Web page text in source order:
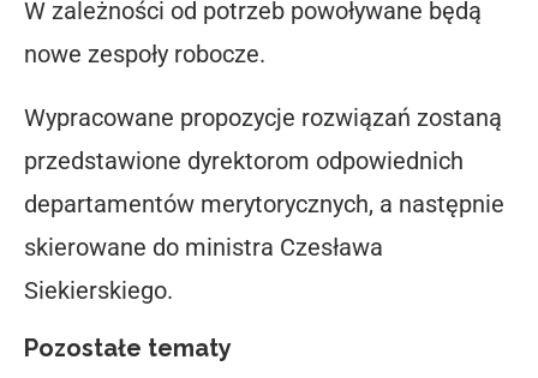
W zależności od potrzeb powoływane będą
nowe zespoły robocze.
Wypracowane propozycje rozwiązań zostaną
przedstawione dyrektorom odpowiednich
departamentów merytorycznych, a następnie
skierowane do ministra Czesława
Siekierskiego.
Pozostałe tematy